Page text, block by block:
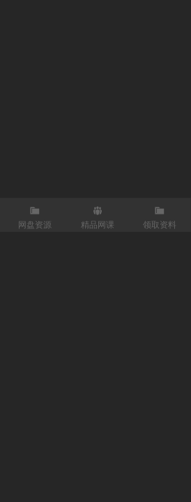
网盘资源 精品网课 领取资料